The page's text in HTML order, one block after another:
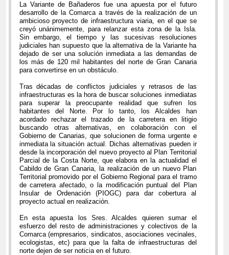
La Variante de Bañaderos fue una apuesta por el futuro
desarrollo de la Comarca a través de la realización de un
ambicioso proyecto de infraestructura viaria, en el que se
creyó unánimemente, para relanzar esta zona de la Isla.
Sin embargo, el tiempo y las sucesivas resoluciones
judiciales han supuesto que la alternativa de la Variante ha
dejado de ser una solución inmediata a las demandas de
los más de 120 mil habitantes del norte de Gran Canaria
para convertirse en un obstáculo.
Tras décadas de conflictos judiciales y retrasos de las
infraestructuras es la hora de buscar soluciones inmediatas
para superar la preocupante realidad que sufren los
habitantes del Norte. Por lo tanto, los Alcaldes han
acordado rechazar el trazado de la carretera en litigio
buscando otras alternativas, en colaboración con el
Gobierno de Canarias, que solucionen de forma urgente e
inmediata la situación actual. Dichas alternativas pueden ir
desde la incorporación del nuevo proyecto al Plan Territorial
Parcial de la Costa Norte, que elabora en la actualidad el
Cabildo de Gran Canaria, la realización de un nuevo Plan
Territorial promovido por el Gobierno Regional para el tramo
de carretera afectado, o la modificación puntual del Plan
Insular de Ordenación (PIOGC) para dar cobertura al
proyecto actual en realización.
En esta apuesta los Sres. Alcaldes quieren sumar el
esfuerzo del resto de administraciones y colectivos de la
Comarca (empresarios, sindicatos, asociaciones vecinales,
ecologistas, etc) para que la falta de infraestructuras del
norte dejen de ser noticia en el futuro.